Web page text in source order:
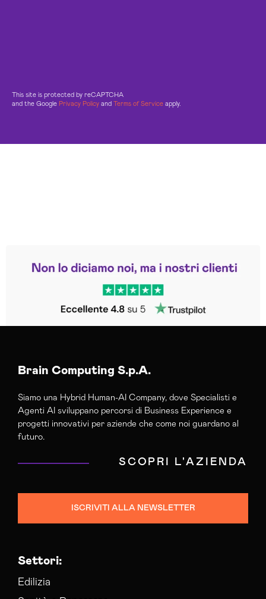
This site is protected by reCAPTCHA
and the Google Privacy Policy and Terms of Service apply.
Trustpilot
Brain Computing S.p.A.
Siamo una Hybrid Human-AI Company, dove Specialisti e
Agenti AI sviluppano percorsi di Business Experience e
progetti innovativi per aziende che come noi guardano al
futuro.
SCOPRI L'AZIENDA
ISCRIVITI ALLA NEWSLETTER
Settori:
Edilizia